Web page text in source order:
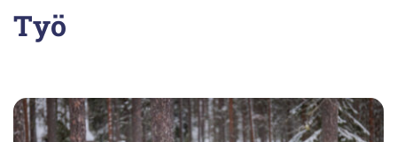
Työ